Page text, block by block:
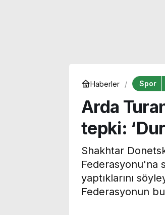
Haberler Spor
Arda
tepki:
Shakhtar
Federasyonu'na
yaptıklarını
Federasyonun